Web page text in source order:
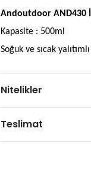
Mug
500ml
adet
Andoutdoor AND430
Kapasite : 500ml
Soğuk ve sıcak
Nitelikler
Teslimat